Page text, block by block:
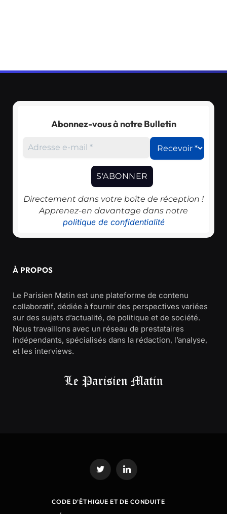
Abonnez-vous à notre Bulletin
Directement dans votre boîte de réception !
Apprenez-en davantage dans notre
politique de confidentialité
À PROPOS
Le Parisien Matin est une plateforme de contenu
collaboratif, dédiée à fournir des perspectives variées
sur des sujets d’actualité, de politique et de société.
Nous travaillons avec un réseau de prestataires
indépendants, spécialisés dans la rédaction, l’analyse,
et les interviews.
Twitter LinkedIn
CODE D’ÉTHIQUE ET DE CONDUITE